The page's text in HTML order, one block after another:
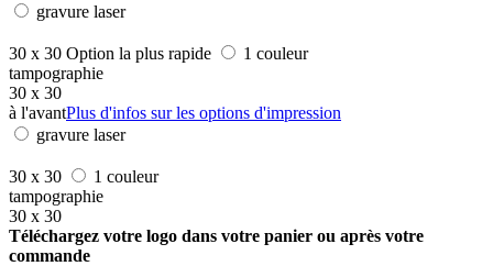
gravure laser
30 x 30 Option la plus rapide
1 couleur
tampographie
30 x 30
à l'avantPlus d'infos sur les options d'impression
gravure laser
30 x 30
1 couleur
tampographie
30 x 30
Téléchargez votre logo dans votre panier ou après votre
commande